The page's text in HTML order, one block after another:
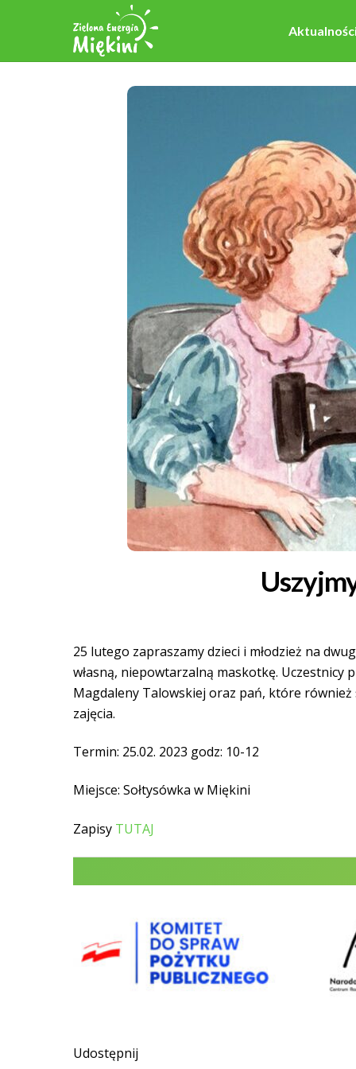
25 lutego zapraszamy dzieci i młodzież na
własną, niepowtarzalną maskotkę. Uczestnicy
Magdaleny Talowskiej oraz pań, które
zajęcia.
Termin: 25.02. 2023 godz: 10-12
Miejsce: Sołtysówka w Miękini
Zapisy TUTAJ
Udostępnij